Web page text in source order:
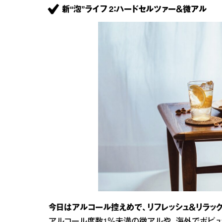
新“泡”ライフ 2：ハードセルツァー＆微アル
今日はアルコール控えめで、リフレッシュ＆リラック